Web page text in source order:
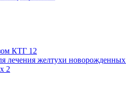
КТГ 12
лечения желтухи новорожденных
2